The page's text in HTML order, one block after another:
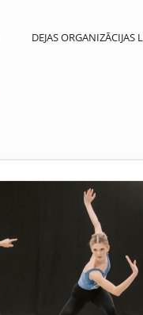
DEJAS ORGANIZĀCIJAS